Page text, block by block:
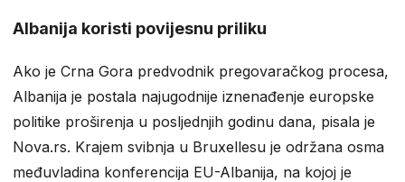
Albanija koristi povijesnu priliku
Ako je Crna Gora predvodnik pregovaračkog procesa,
Albanija je postala najugodnije iznenađenje europske
politike proširenja u posljednjih godinu dana, pisala je
Nova.rs. Krajem svibnja u Bruxellesu je održana osma
međuvladina konferencija EU-Albanija, na kojoj je